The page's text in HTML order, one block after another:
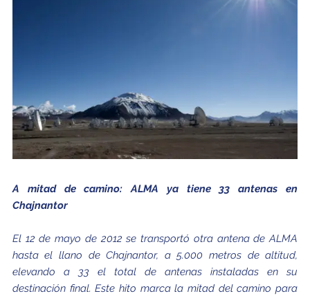
A mitad de camino: ALMA ya tiene 33 antenas en
Chajnantor
El 12 de mayo de 2012 se transportó otra antena de ALMA
hasta el llano de Chajnantor, a 5.000 metros de altitud,
elevando a 33 el total de antenas instaladas en su
destinación final. Este hito marca la mitad del camino para